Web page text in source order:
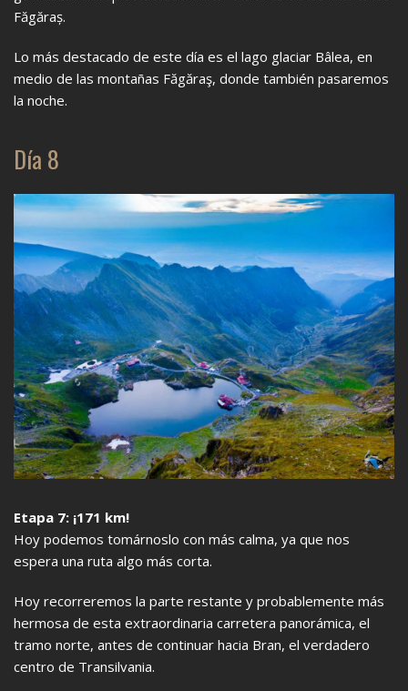
Făgăraș.
Lo más destacado de este día es el lago glaciar Bâlea, en
medio de las montañas Făgăraş, donde también pasaremos
la noche.
Día 8
Etapa 7: ¡171 km!
Hoy podemos tomárnoslo con más calma, ya que nos
espera una ruta algo más corta.
Hoy recorreremos la parte restante y probablemente más
hermosa de esta extraordinaria carretera panorámica, el
tramo norte, antes de continuar hacia Bran, el verdadero
centro de Transilvania.